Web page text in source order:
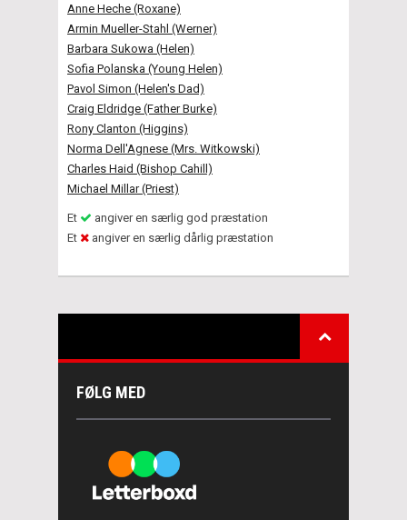
Anne Heche (Roxane)
Armin Mueller-Stahl (Werner)
Barbara Sukowa (Helen)
Sofia Polanska (Young Helen)
Pavol Simon (Helen's Dad)
Craig Eldridge (Father Burke)
Rony Clanton (Higgins)
Norma Dell'Agnese (Mrs. Witkowski)
Charles Haid (Bishop Cahill)
Michael Millar (Priest)
Et
angiver en særlig god præstation
Et
angiver en særlig dårlig præstation
FØLG MED